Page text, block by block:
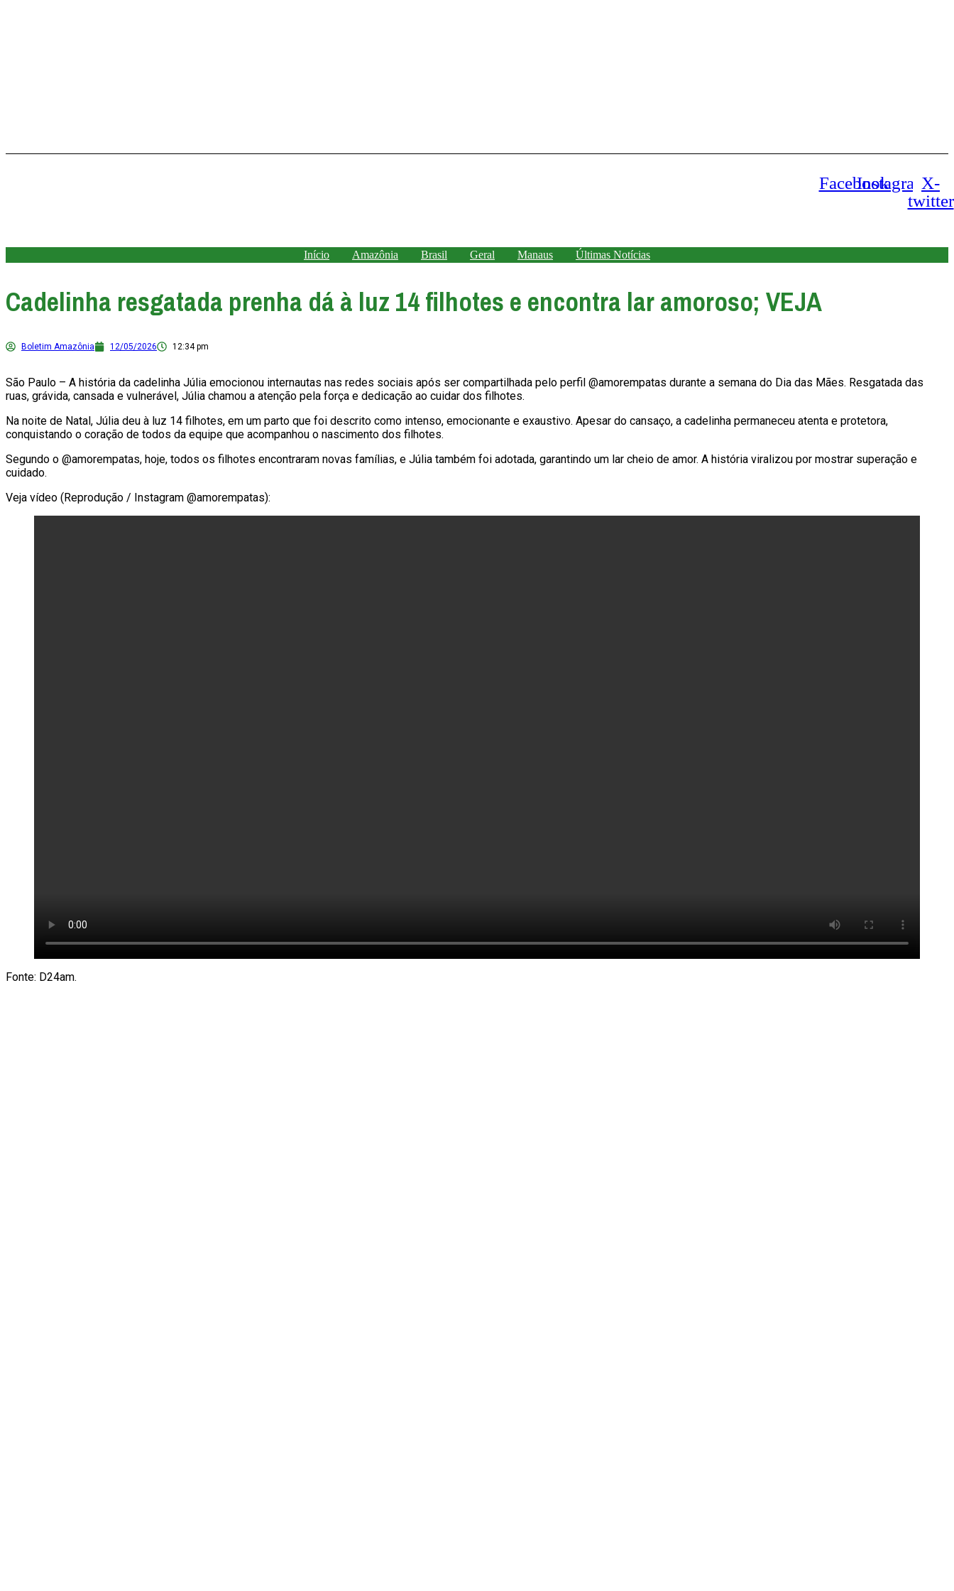
FacebookInstagramX-
twitter
Início Amazônia Brasil Geral Manaus Últimas Notícias
Cadelinha resgatada prenha dá à luz 14 filhotes e encontra lar amoroso; VEJA
Boletim Amazônia 12/05/2026 12:34 pm
São Paulo – A história da cadelinha Júlia emocionou internautas nas redes sociais após ser compartilhada pelo perfil @amorempatas durante a semana do Dia das Mães. Resgatada das
ruas, grávida, cansada e vulnerável, Júlia chamou a atenção pela força e dedicação ao cuidar dos filhotes.
Na noite de Natal, Júlia deu à luz 14 filhotes, em um parto que foi descrito como intenso, emocionante e exaustivo. Apesar do cansaço, a cadelinha permaneceu atenta e protetora,
conquistando o coração de todos da equipe que acompanhou o nascimento dos filhotes.
Segundo o @amorempatas, hoje, todos os filhotes encontraram novas famílias, e Júlia também foi adotada, garantindo um lar cheio de amor. A história viralizou por mostrar superação e
cuidado.
Veja vídeo (Reprodução / Instagram @amorempatas):
Fonte: D24am.